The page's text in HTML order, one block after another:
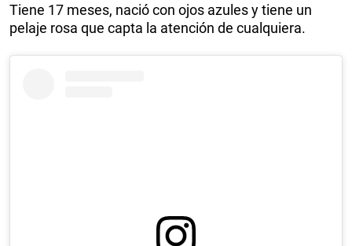
Tiene 17 meses, nació con ojos azules y tiene un
pelaje rosa que capta la atención de cualquiera.